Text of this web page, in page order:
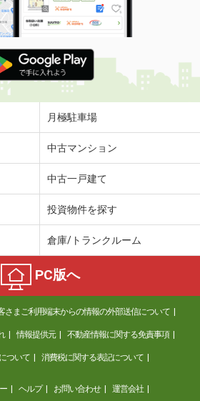
月極駐車場
中古マンション
中古一戸建て
投資物件を探す
倉庫/トランクルーム
PC版へ
さまご利用端末からの情報の外部送信について
情報提供元 不動産情報に関する免責事項
ついて 消費税に関する表記について
ヘルプ お問い合わせ 運営会社